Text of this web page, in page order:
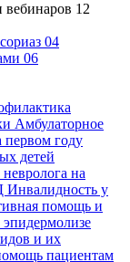
вебинаров 12
04
06
Амбулаторное
году
детей
на
Инвалидность у
помощь и
и их
пациентам